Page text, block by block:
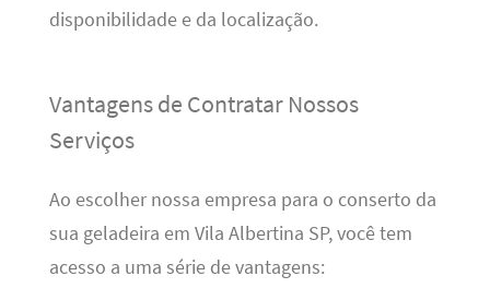
disponibilidade e da localização.
Vantagens de Contratar Nossos
Serviços
Ao escolher nossa empresa para o conserto da
sua geladeira em Vila Albertina SP, você tem
acesso a uma série de vantagens: